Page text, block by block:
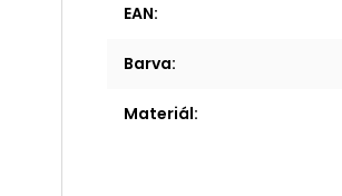
EAN:
Barva:
Materiál: